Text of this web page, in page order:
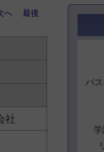
へ 最後
社
パ